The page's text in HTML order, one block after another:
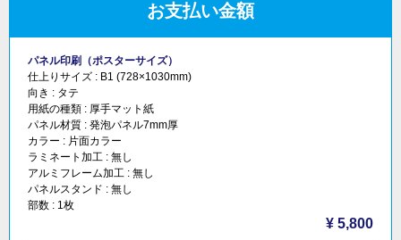
お支払い金額
パネル印刷（ポスターサイズ）
仕上りサイズ : B1 (728×1030mm)
向き : タテ
用紙の種類 : 厚手マット紙
パネル材質 : 発泡パネル7mm厚
カラー : 片面カラー
ラミネート加工 : 無し
アルミフレーム加工 : 無し
パネルスタンド : 無し
部数 : 1枚
¥ 5,800